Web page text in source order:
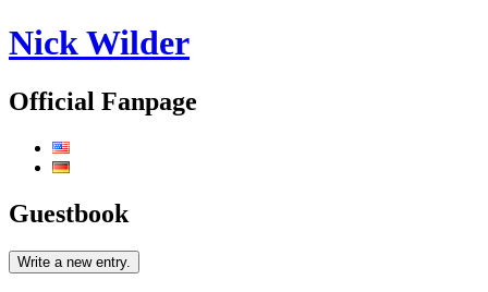
Nick Wilder
Official Fanpage
Guestbook